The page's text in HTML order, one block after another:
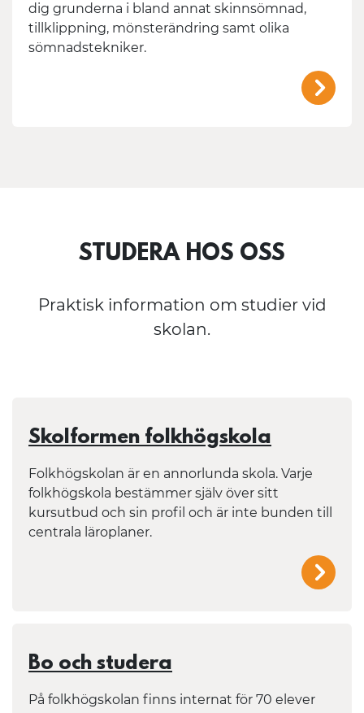
dig grunderna i bland annat skinnsömnad,
tillklippning, mönsterändring samt olika
sömnadstekniker.
/
STUDERA HOS OSS
Praktisk information om studier vid
skolan.
Skolformen folkhögskola
Folkhögskolan är en annorlunda skola. Varje
folkhögskola bestämmer själv över sitt
kursutbud och sin profil och är inte bunden till
centrala läroplaner.
/
Bo och studera
På folkhögskolan finns internat för 70 elever